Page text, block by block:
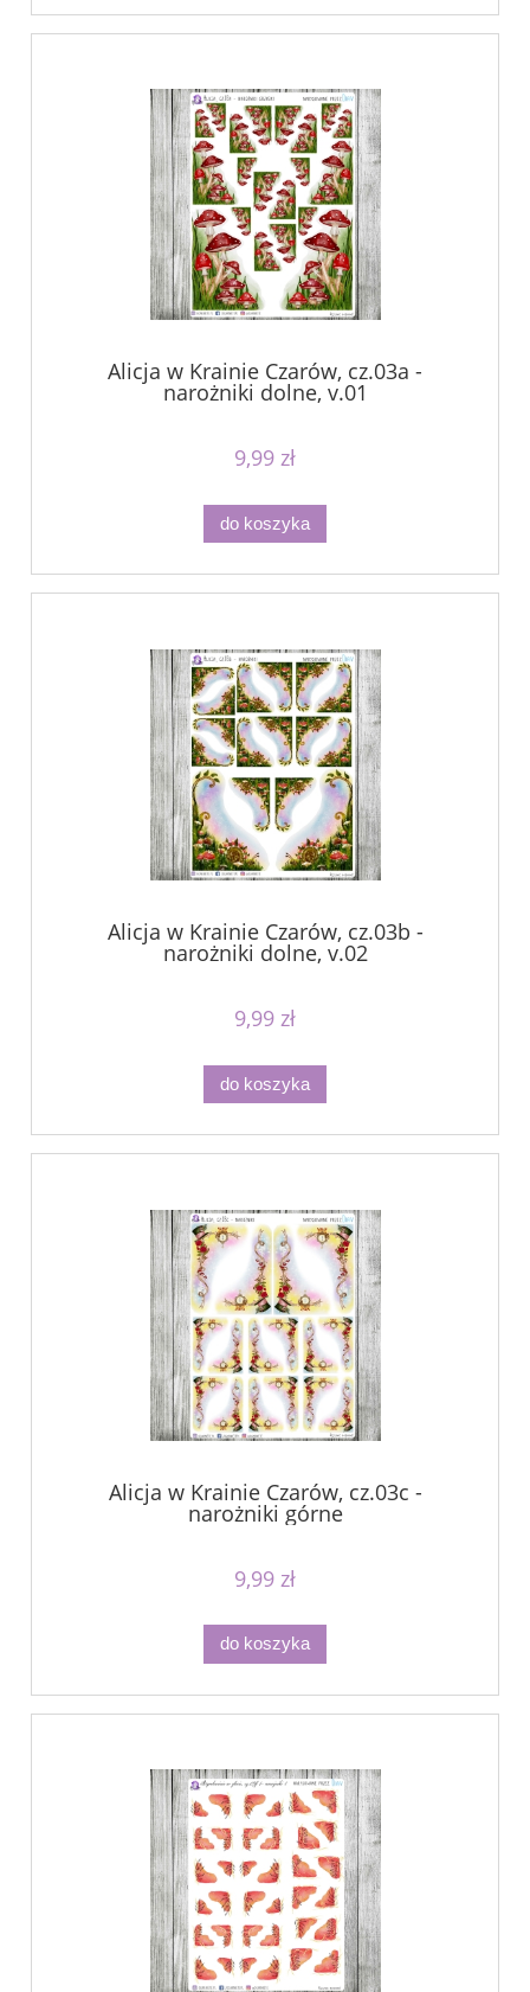
Alicja w Krainie Czarów, cz.03a -
narożniki dolne, v.01
9,99 zł
do koszyka
Alicja w Krainie Czarów, cz.03b -
narożniki dolne, v.02
9,99 zł
do koszyka
Alicja w Krainie Czarów, cz.03c -
narożniki górne
9,99 zł
do koszyka